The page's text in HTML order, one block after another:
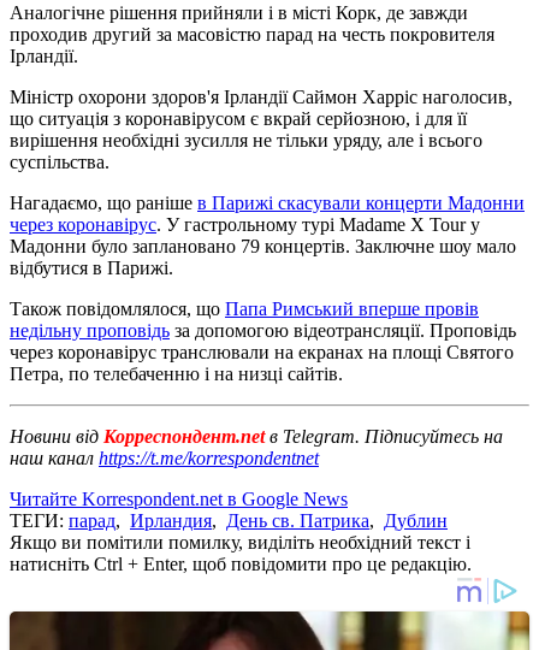
Аналогічне рішення прийняли і в місті Корк, де завжди
проходив другий за масовістю парад на честь покровителя
Ірландії.
Міністр охорони здоров'я Ірландії Саймон Харріс наголосив,
що ситуація з коронавірусом є вкрай серйозною, і для її
вирішення необхідні зусилля не тільки уряду, але і всього
суспільства.
Нагадаємо, що раніше в Парижі скасували концерти Мадонни
через коронавірус. У гастрольному турі Madame X Tour у
Мадонни було заплановано 79 концертів. Заключне шоу мало
відбутися в Парижі.
Також повідомлялося, що Папа Римський вперше провів
недільну проповідь за допомогою відеотрансляції. Проповідь
через коронавірус транслювали на екранах на площі Святого
Петра, по телебаченню і на низці сайтів.
Новини від Корреспондент.netв Telegram. Підписуйтесь на
наш канал https://t.me/korrespondentnet
Читайте Korrespondent.net в Google News
ТЕГИ: парад, Ирландия, День св. Патрика, Дублин
Якщо ви помітили помилку, виділіть необхідний текст і
натисніть Ctrl + Enter, щоб повідомити про це редакцію.